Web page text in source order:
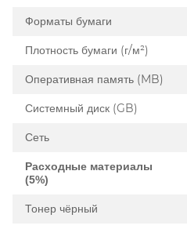
Форматы бумаги
Плотность бумаги (г/м²)
Оперативная память (MB)
Системный диск (GB)
Сеть
Расходные материалы
(5%)
Тонер чёрный